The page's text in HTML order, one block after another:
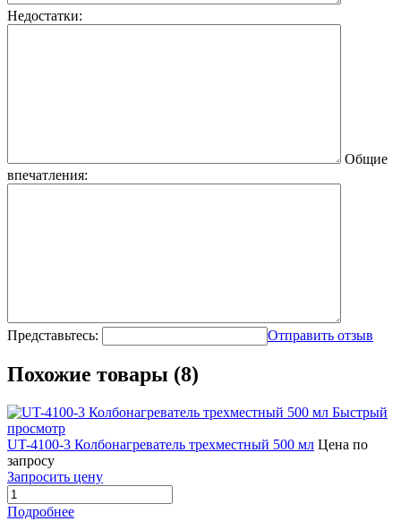
Недостатки:
Общие
впечатления:
Представьтесь: Отправить отзыв
Похожие товары (8)
Быстрый
просмотр
UT-4100-3 Колбонагреватель трехместный 500 мл Цена по
запросу
Запросить цену
Подробнее